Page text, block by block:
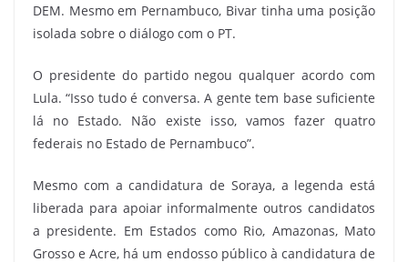
DEM. Mesmo em Pernambuco, Bivar tinha uma posição
isolada sobre o diálogo com o PT.
O presidente do partido negou qualquer acordo com
Lula. “Isso tudo é conversa. A gente tem base suficiente
lá no Estado. Não existe isso, vamos fazer quatro
federais no Estado de Pernambuco”.
Mesmo com a candidatura de Soraya, a legenda está
liberada para apoiar informalmente outros candidatos
a presidente. Em Estados como Rio, Amazonas, Mato
Grosso e Acre, há um endosso público à candidatura de